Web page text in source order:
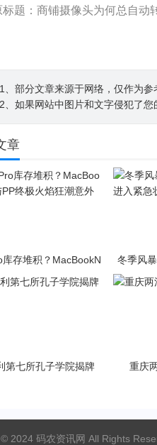
标题：商铺摄像头为何总自动
1、部分文章来源于网络，仅作为参
2、如果网站中图片和文字侵犯了
章
库存堆积？MacBookN
终极火焰狂潮意外同
框
冬季风
第七所孔子学院揭牌 重庆
2024 码农资讯网 All Rights